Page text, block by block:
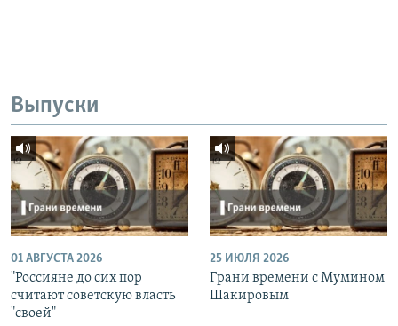
Выпуски
01 АВГУСТА 2026
"Россияне до сих пор
считают советскую власть
"своей"
25 ИЮЛЯ 2026
Грани времени с Мумином
Шакировым